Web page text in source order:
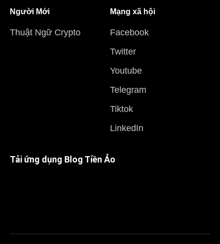
Người Mới
Thuật Ngữ Crypto
Mạng xã hội
Facebook
Twitter
Youtube
Telegram
Tiktok
LinkedIn
Tải ứng dụng Blog Tiền Ảo